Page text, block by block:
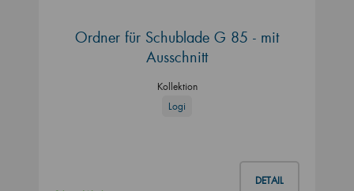
Ordner für Schublade G 85 - mit
Ausschnitt
Kollektion
Logi
DETAIL